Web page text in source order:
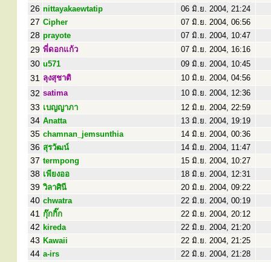
26 nittayakaewtatip 06 มิ.ย. 2004, 21:24
27 Cipher 07 มิ.ย. 2004, 06:56
28 prayote 07 มิ.ย. 2004, 10:47
29 พี่ดอกแก้ว 07 มิ.ย. 2004, 16:16
30 u571 09 มิ.ย. 2004, 10:45
31 ลุงสุชาติ 10 มิ.ย. 2004, 04:56
32 satima 10 มิ.ย. 2004, 12:36
33 เบญญาภา 12 มิ.ย. 2004, 22:59
34 Anatta 13 มิ.ย. 2004, 19:19
35 chamnan_jemsunthia 14 มิ.ย. 2004, 00:36
36 สุรวัฒน์ 14 มิ.ย. 2004, 11:47
37 termpong 15 มิ.ย. 2004, 10:27
38 เพียงออ 18 มิ.ย. 2004, 12:31
39 วิลาศินี 20 มิ.ย. 2004, 09:22
40 chwatra 22 มิ.ย. 2004, 00:19
41 กุ๊กกิ๊ก 22 มิ.ย. 2004, 20:12
42 kireda 22 มิ.ย. 2004, 21:20
43 Kawaii 22 มิ.ย. 2004, 21:25
44 a-irs 22 มิ.ย. 2004, 21:28